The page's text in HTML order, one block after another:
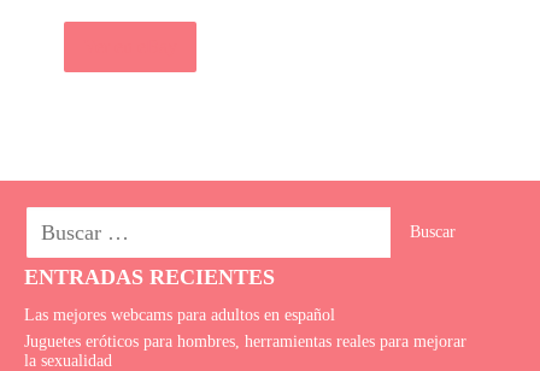
ENTRADAS RECIENTES
Las mejores webcams para adultos en español
Juguetes eróticos para hombres, herramientas reales para mejorar
la sexualidad